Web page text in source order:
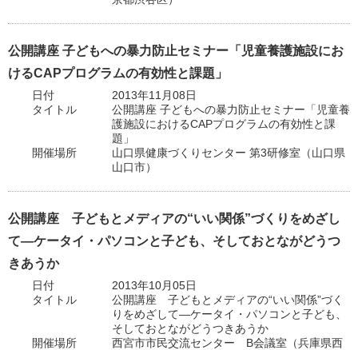
公開講座 子どもへの暴力防止セミナー「児童養護施設にお
けるCAPプログラムの有効性と課題」
日付
2013年11月08日
タイトル
公開講座 子どもへの暴力防止セミナー「児童養
護施設におけるCAPプログラムの有効性と課
題」
開催場所
山口県健康づくりセンター 第3研修室（山口県
山口市）
公開講座 子どもとメディアの“いい関係”づくりをめざし
て―ケータイ・パソコンと子ども、そしておとながどうつ
きあうか
日付
2013年10月05日
タイトル
公開講座 子どもとメディアの“いい関係”づく
りをめざして―ケータイ・パソコンと子ども、
そしておとながどうつきあうか
開催場所
西宮市市民交流センター B会議室（兵庫県西